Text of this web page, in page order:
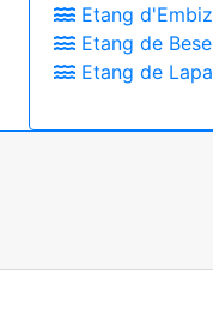
Etang
Etang de
Etang de